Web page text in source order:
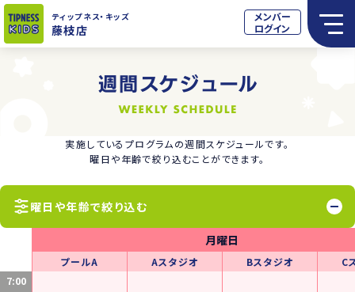
ティップネス・キッズ
藤枝店
メンバー
ログイン
実施しているプログラムの週間スケジュールです。
曜日や年齢で絞り込むことができます。
曜日や年齢で絞り込む
7:00
月曜日
プールA Aスタジオ Bスタジオ C